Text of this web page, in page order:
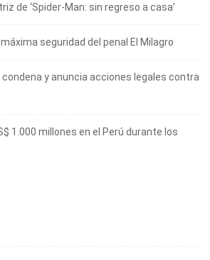
de ‘Spider-Man: sin regreso a casa’
seguridad del penal El Milagro
y anuncia acciones legales contra
1.000 millones en el Perú durante los